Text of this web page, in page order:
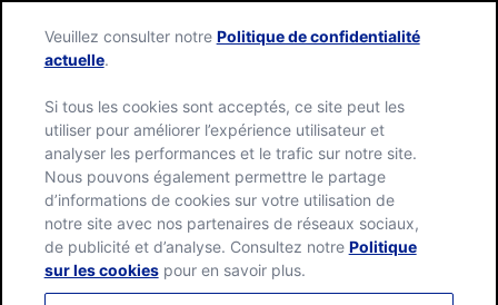
content
Nature
Valley
page
Search
for:
Muffin Bars
Veuillez consulter notre Politique de confidentialité
actuelle.
Si tous les cookies sont acceptés, ce site peut les
utiliser pour améliorer l’expérience utilisateur et
analyser les performances et le trafic sur notre site.
Nous pouvons également permettre le partage
d’informations de cookies sur votre utilisation de
notre site avec nos partenaires de réseaux sociaux,
de publicité et d’analyse. Consultez notre Politique
sur les cookiespour en savoir plus.